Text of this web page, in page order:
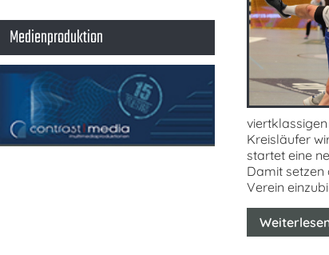
viertklassigen
Kreisläufer
startet eine
Damit setzen
Verein
Medienproduktion